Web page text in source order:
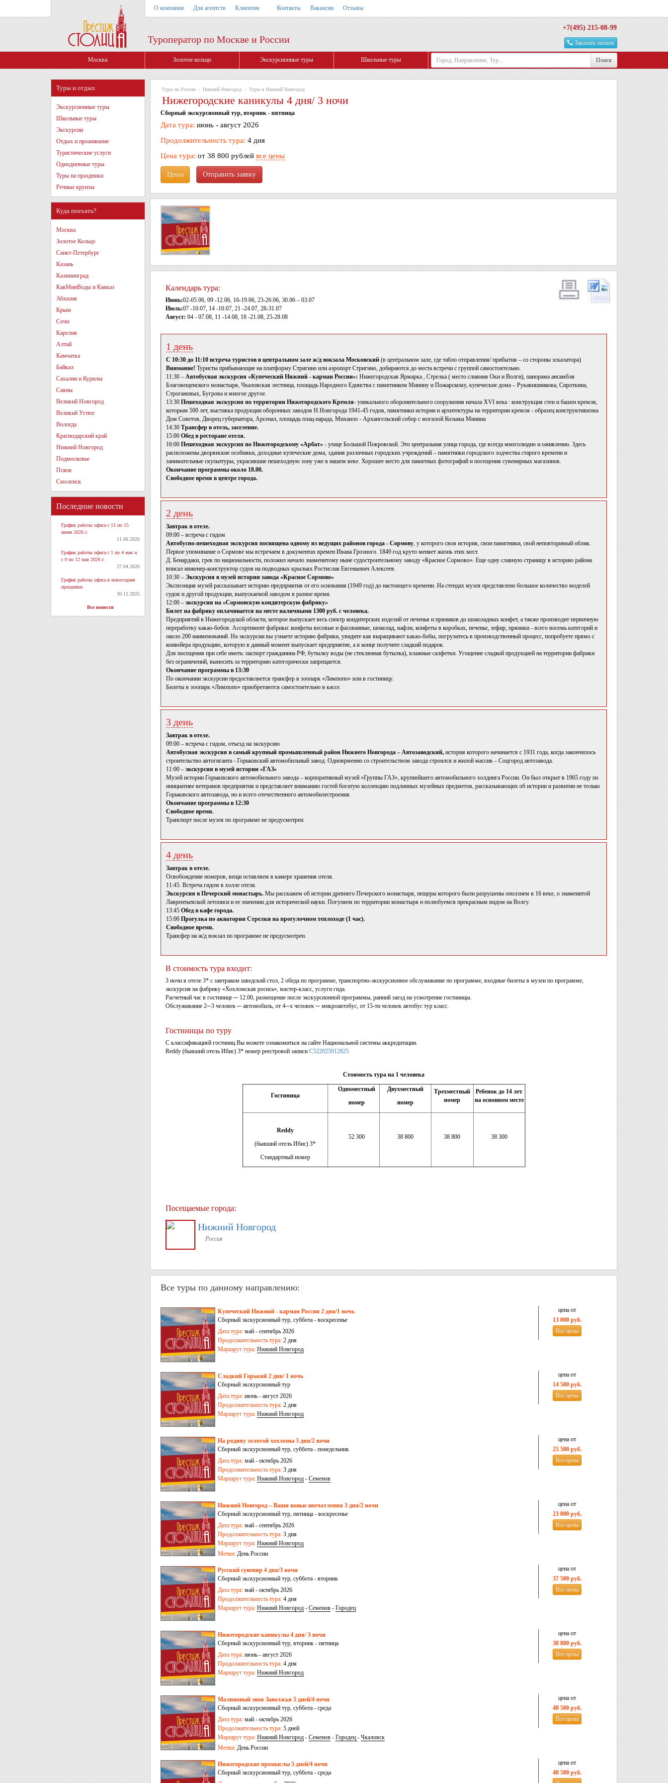
О компании Для агентств Клиентам Контакты Вакансии Отзывы
Туроператор по Москве и России
+7(495) 215-08-99
Заказать звонок
Москва Золотое кольцо Экскурсионные туры Школьные туры Поиск
Туры и отдых
Экскурсионные туры
Школьные туры
Экскурсии
Отдых и проживание
Туристические услуги
Однодневные туры
Туры на праздники
Речные круизы
Куда поехать?
Москва
Золотое Кольцо
Санкт-Петербург
Казань
Калининград
КавМинВоды и Кавказ
Абхазия
Крым
Сочи
Карелия
Алтай
Камчатка
Байкал
Сахалин и Курилы
Саяны
Великий Новгород
Великий Устюг
Вологда
Краснодарский край
Нижний Новгород
Подмосковье
Псков
Смоленск
Последние новости
График работы офиса с 11 по 15
июня 2026 г.
11.06.2026
График работы офиса с 1 по 4 мая и
с 9 по 12 мая 2026 г.
27.04.2026
График работы офиса в новогодние
праздники
30.12.2025
Все новости
Туры по России » Нижний Новгород » Туры в Нижний Новгород
Нижегородские каникулы 4 дня/ 3 ночи
Сборный экскурсионный тур, вторник - пятница
Дата тура: июнь - август 2026
Продолжительность тура: 4 дня
Цена тура: от 38 800 рублей все цены
Цены
Календарь тура:
Июнь:02-05.06, 09 -12.06, 16-19.06, 23-26.06, 30.06 – 03.07
Июль:07 -10.07, 14 -10.07, 21 -24.07, 28-31.07
Август: 04 - 07.08, 11 -14.08, 18 -21.08, 25-28.08
1 день
С 10:30 до 11:10 встреча туристов в центральном зале ж/д вокзала Московский (в центральном зале, где табло отправления/ прибытия – со стороны эскалатора)
Внимание! Туристы прибывающие на платформу Стригино или аэропорт Стригино, добираются до места встречи с группой самостоятельно.
11:30 – Автобусная экскурсия «Купеческий Нижний - карман России»: Нижегородская Ярмарка , Стрелка ( место слияния Оки и Волги), панорама ансамбля
Благовещенского монастыря, Чкаловская лестница, площадь Народного Единства с памятником Минину и Пожарскому, купеческие дома – Рукавишникова, Сироткина,
Строгановых, Бугрова и многое другое.
13:30 Пешеходная экскурсия по территории Нижегородского Кремля- уникального оборонительного сооружения начала XVI века : конструкция стен и башен кремля,
которым 500 лет, выставка продукции оборонных заводов Н.Новгорода 1941-45 годов, памятники истории и архитектуры на территории кремля - образец конструктивизма
Дом Советов, Дворец губернатора, Арсенал, площадь плац-парада, Михаило - Архангельский собор с могилой Козьмы Минина
14:30 Трансфер в отель, заселение.
15:00 Обед в ресторане отеля.
16:00 Пешеходная экскурсия по Нижегородскому «Арбат» - улице Большой Покровской. Это центральная улица города, где всегда многолюдно и оживленно. Здесь
расположены дворянские особняки, доходные купеческие дома, здания различных городских учреждений – памятники городского зодчества старого времени и
занимательные скульптуры, украсившие пешеходную зону уже в нашем веке. Хорошее место для памятных фотографий и посещения сувенирных магазинов.
Окончание программы около 18.00.
Свободное время в центре города.
2 день
Завтрак в отеле.
09:00 – встреча с гидом
Автобусно-пешеходная экскурсия посвящена одному из ведущих районов города - Сормову, у которого своя история, свои памятники, свой неповторимый облик.
Первое упоминание о Сормове мы встречаем в документах времен Ивана Грозного. 1849 год круто меняет жизнь этих мест.
Д. Бенардаки, грек по национальности, положил начало знаменитому ныне судостроительному заводу «Красное Сормово». Еще одну славную страницу в историю района
вписал инженер-конструктор судов на подводных крыльях Ростислав Евгеньевич Алексеев.
10:30 – Экскурсия в музей истории завода «Красное Сормово»
Экспозиция музей рассказывает историю предприятия от его основания (1949 год) до настоящего времени. На стендах музея представлено большое количество моделей
судов и другой продукции, выпускаемой заводом в разное время.
12:00 – экскурсия на «Сормовскую кондитерскую фабрику»
Билет на фабрику оплачивается на месте наличными 1300 руб. с человека.
Предприятий в Нижегородской области, которое выпускает весь спектр кондитерских изделий от печенья и пряников до шоколадных конфет, а также производит первичную
переработку какао-бобов. Ассортимент фабрики: конфеты весовые и фасованные, шоколад, вафли, конфеты в коробках, печенье, зефир, пряники - всего восемь категорий и
около 200 наименований. На экскурсии вы узнаете историю фабрики, увидите как выращивают какао-бобы, погрузитесь в производственный процесс, попробуете прямо с
конвейера продукцию, которую в данный момент выпускает предприятие, а в конце получите сладкий подарок.
Для посещения при себе иметь: паспорт гражданина РФ, бутылку воды (не стеклянная бутылка), влажные салфетки. Угощение сладкой продукцией на территории фабрики
без ограничений, выносить за территорию категорически запрещается.
Окончание программы в 13:30
По окончании экскурсии предоставляется трансфер в зоопарк «Лимпопо» или в гостиницу.
Билеты в зоопарк «Лимпопо» приобретаются самостоятельно в кассе.
3 день
Завтрак в отеле.
09:00 – встреча с гидом, отъезд на экскурсию
Автобусная экскурсия в самый крупный промышленный район Нижнего Новгорода – Автозаводский, история которого начинается с 1931 года, когда закончилось
строительство автогиганта - Горьковский автомобильный завод. Одноврменно со строительством завода строился и жилой массив – Соцгород автозавода.
11:00 – экскурсия в музей истории «ГАЗ»
Музей истории Горьковского автомобильного завода – корпоративный музей «Группы ГАЗ», крупнейшего автомобильного холдинга России. Он был открыт в 1965 году по
инициативе ветеранов предприятия и представляет вниманию гостей богатую коллекцию подлинных музейных предметов, рассказывающих об истории и развитии не только
Горьковского автозавода, но и всего отечественного автомобилестроения.
Окончание программы в 12:30
Свободное время.
Транспорт после музея по программе не предусмотрен.
4 день
Завтрак в отеле.
Освобождение номеров, вещи оставляем в камере хранения отеля.
11:45. Встреча гидом в холле отеля.
Экскурсия в Печерский монастырь. Мы расскажем об истории древнего Печерского монастыря, пещеры которого были разрушены оползнем в 16 веке, о знаменитой
Лаврентьевской летописи и ее значении для исторической науки. Погуляем по территории монастыря и полюбуемся прекрасным видом на Волгу.
13:45 Обед в кафе города.
15:00 Прогулка по акватории Стрелки на прогулочном теплоходе (1 час).
Свободное время.
Трансфер на ж/д вокзал по программе не предусмотрен.
В стоимость тура входит:
3 ночи в отеле 3* с завтраком шведский стол, 2 обеда по программе, транспортно-экскурсионное обслуживание по программе, входные билеты в музеи по программе,
экскурсия на фабрику «Хохломская росись», мастер-класс, услуги гида.
Расчетный час в гостинице ─ 12.00, размещение после экскурсионной программы, ранний заезд на усмотрение гостиницы.
Обслуживание 2─3 человек ─ автомобиль, от 4─х человек ─ микроавтобус, от 15-ти человек автобус тур класс.
Гостиницы по туру
С классификацией гостиниц Вы можете ознакомиться на сайте Национальной системы аккредитации.
Reddy (бывший отель Ибис) 3* номер реестровой записи С522025012825
Стоимость тура на 1 человека
Гостиница
Одноместный
номер
Двухместный
номер
Трехместный
номер
Ребенок до 14 лет
на основном месте
Reddy
(бывший отель Ибис) 3*
Стандартный номер
52 300 38 800 38 800 38 300
Посещаемые города:
Нижний Новгород
Россия
Все туры по данному направлению:
Купеческий Нижний - карман России 2 дня/1 ночь
Сборный экскурсионный тур, суббота - воскресенье
Дата тура: май - сентябрь 2026
Продолжительность тура: 2 дня
Маршрут тура: Нижний Новгород
цена от
13 000 руб.
Все цены
Сладкий Горький 2 дня/ 1 ночь
Сборный экскурсионный тур
Дата тура: июнь - август 2026
Продолжительность тура: 2 дня
Маршрут тура: Нижний Новгород
цена от
14 500 руб.
Все цены
На родину золотой хохломы 3 дня/2 ночи
Сборный экскурсионный тур, суббота - понедельник
Дата тура: май - октябрь 2026
Продолжительность тура: 3 дня
Маршрут тура: Нижний Новгород - Семенов
цена от
25 500 руб.
Все цены
Нижний Новгород – Ваши новые впечатления 3 дня/2 ночи
Сборный экскурсионный тур, пятница - воскресенье
Дата тура: май - сентябрь 2026
Продолжительность тура: 3 дня
Маршрут тура: Нижний Новгород
Метки: День России
цена от
23 000 руб.
Все цены
Русский сувенир 4 дня/3 ночи
Сборный экскурсионный тур, суббота - вторник
Дата тура: май - октябрь 2026
Продолжительность тура: 4 дня
Маршрут тура: Нижний Новгород - Семенов - Городец
цена от
37 500 руб.
Все цены
Нижегородские каникулы 4 дня/ 3 ночи
Сборный экскурсионный тур, вторник - пятница
Дата тура: июнь - август 2026
Продолжительность тура: 4 дня
Маршрут тура: Нижний Новгород
цена от
38 800 руб.
Все цены
Малиновый звон Заволжья 5 дней/4 ночи
Сборный экскурсионный тур, суббота - среда
Дата тура: май - октябрь 2026
Продолжительность тура: 5 дней
Маршрут тура: Нижний Новгород - Семенов - Городец - Чкаловск
Метки: День России
цена от
48 500 руб.
Все цены
Нижегородские промыслы 5 дней/4 ночи
Сборный экскурсионный тур, суббота - среда
цена от
48 500 руб.